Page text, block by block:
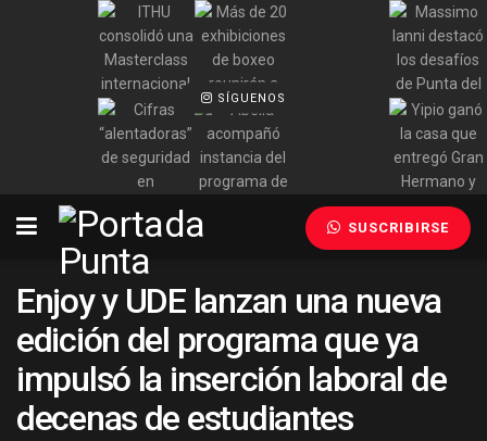
SÍGUENOS
SUSCRIBIRSE
Enjoy y UDE lanzan una nueva
edición del programa que ya
impulsó la inserción laboral de
decenas de estudiantes